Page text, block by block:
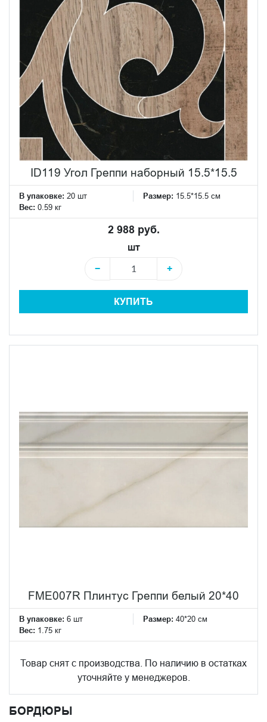
ID119 Угол Греппи наборный 15.5*15.5
В упаковке: 20 шт Размер: 15.5*15.5 см
Вес: 0.59 кг
2 988 руб.
шт
−
+
КУПИТЬ
FME007R Плинтус Греппи белый 20*40
В упаковке: 6 шт Размер: 40*20 см
Вес: 1.75 кг
Товар снят с производства. По наличию в остатках
уточняйте у менеджеров.
БОРДЮРЫ